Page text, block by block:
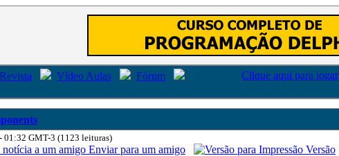
Revista Vídeo Aulas
Fórum
Clique aqui para logar
01:32 GMT-3 (1123 leituras)
Enviar para um amigo
Versão